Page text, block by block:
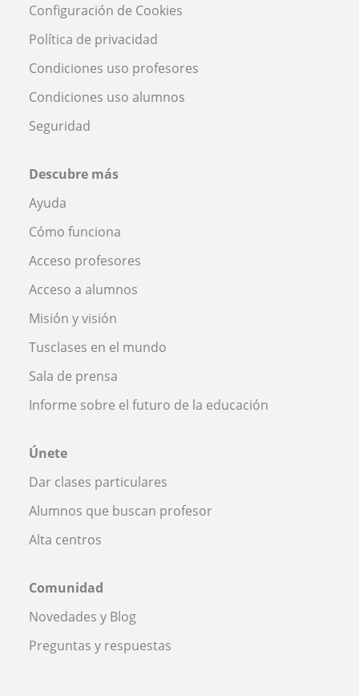
Configuración de Cookies
Política de privacidad
Condiciones uso profesores
Condiciones uso alumnos
Seguridad
Descubre más
Ayuda
Cómo funciona
Acceso profesores
Acceso a alumnos
Misión y visión
Tusclases en el mundo
Sala de prensa
Informe sobre el futuro de la educación
Únete
Dar clases particulares
Alumnos que buscan profesor
Alta centros
Comunidad
Novedades y Blog
Preguntas y respuestas